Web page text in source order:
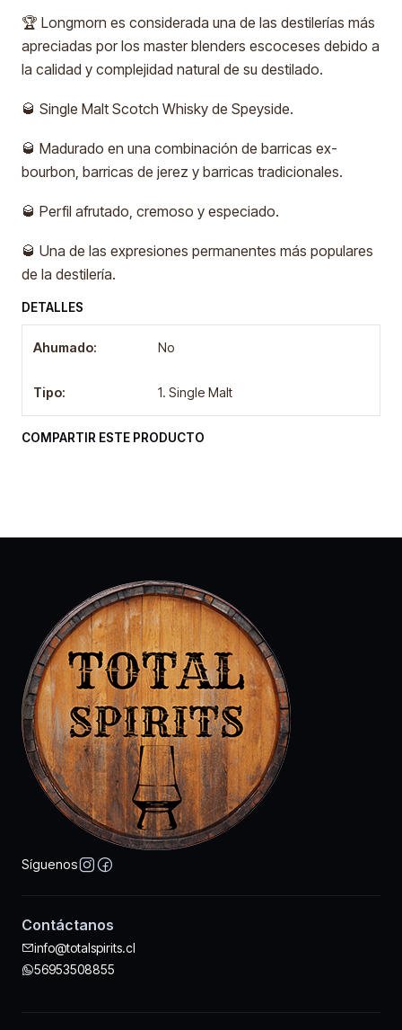
🏆 Longmorn es considerada una de las destilerías más
apreciadas por los master blenders escoceses debido a
la calidad y complejidad natural de su destilado.
🥃 Single Malt Scotch Whisky de Speyside.
🥃 Madurado en una combinación de barricas ex-
bourbon, barricas de jerez y barricas tradicionales.
🥃 Perfil afrutado, cremoso y especiado.
🥃 Una de las expresiones permanentes más populares
de la destilería.
DETALLES
Ahumado: No
Tipo: 1. Single Malt
COMPARTIR ESTE PRODUCTO
Síguenos
Contáctanos
info@totalspirits.cl
56953508855